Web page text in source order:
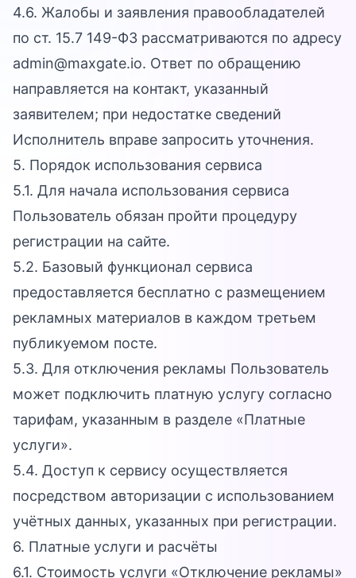
4.6. Жалобы и заявления правообладателей
по ст. 15.7 149-ФЗ рассматриваются по адресу
admin@maxgate.io. Ответ по обращению
направляется на контакт, указанный
заявителем; при недостатке сведений
Исполнитель вправе запросить уточнения.
5. Порядок использования сервиса
5.1. Для начала использования сервиса
Пользователь обязан пройти процедуру
регистрации на сайте.
5.2. Базовый функционал сервиса
предоставляется бесплатно с размещением
рекламных материалов в каждом третьем
публикуемом посте.
5.3. Для отключения рекламы Пользователь
может подключить платную услугу согласно
тарифам, указанным в разделе «Платные
услуги».
5.4. Доступ к сервису осуществляется
посредством авторизации с использованием
учётных данных, указанных при регистрации.
6. Платные услуги и расчёты
6.1. Стоимость услуги «Отключение рекламы»